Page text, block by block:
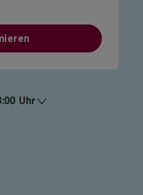
Uhr